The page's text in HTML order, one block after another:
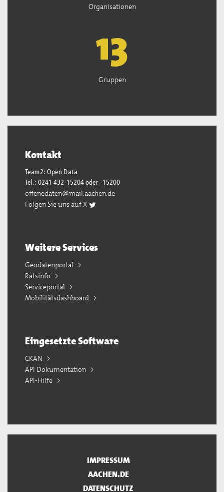
Organisationen
13
Gruppen
Kontakt
Team2: Open Data
Tel.: 0241 432-15204 oder -15200
offenedaten@mail.aachen.de
Folgen Sie uns auf X
Weitere Services
Geodatenportal
Ratsinfo
Serviceportal
Mobilitätsdashboard
Eingesetzte Software
CKAN
API Dokumentation
API-Hilfe
IMPRESSUM
AACHEN.DE
DATENSCHUTZ